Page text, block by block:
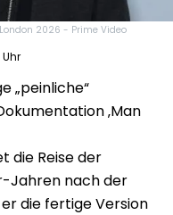
2026 - Prime Video
Uhr
„peinliche“
‚Man
die Reise der
Jahren nach der
die fertige Version